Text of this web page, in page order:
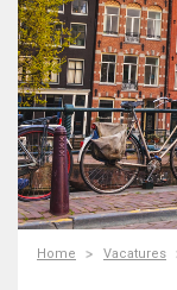
Home Vacatures